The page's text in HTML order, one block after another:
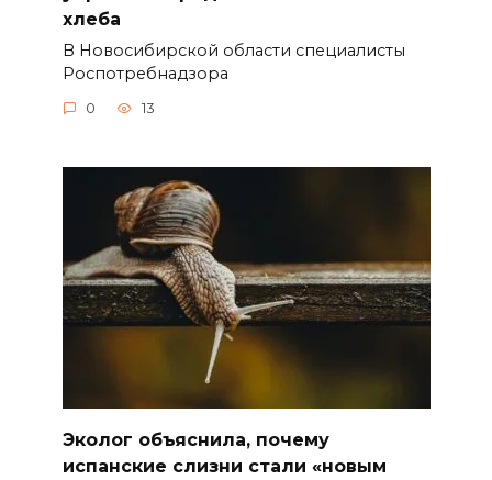
хлеба
В Новосибирской области специалисты
Роспотребнадзора
0 13
Эколог объяснила, почему
испанские слизни стали «новым